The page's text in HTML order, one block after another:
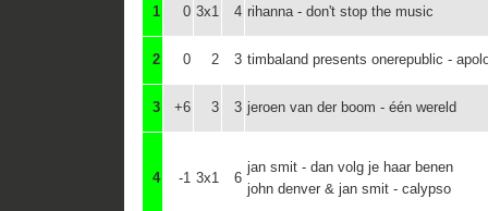
1 0 3x1 4 rihanna - don't stop the music
2 0 2 3 timbaland presents onerepublic -
3 +6 3 3 jeroen van der boom - één wereld
4 -1 3x1 6
jan smit - dan volg je haar benen
john denver & jan smit - calypso